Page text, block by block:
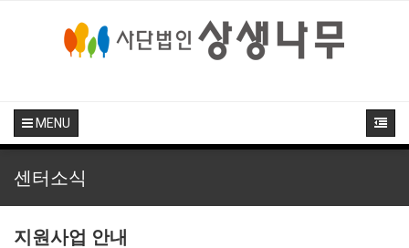
MENU
센터소식
지원사업 안내